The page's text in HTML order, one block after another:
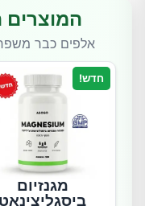
המוצרים
אלפים כבר
חדש!
מגנזיום
ביסגליצינאט